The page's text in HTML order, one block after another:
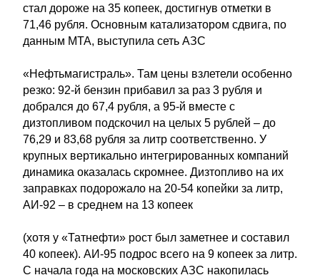
стал дороже на 35 копеек, достигнув отметки в
71,46 рубля. Основным катализатором сдвига, по
данным МТА, выступила сеть АЗС
«Нефтьмагистраль». Там цены взлетели особенно
резко: 92-й бензин прибавил за раз 3 рубля и
добрался до 67,4 рубля, а 95-й вместе с
дизтопливом подскочил на целых 5 рублей – до
76,29 и 83,68 рубля за литр соответственно. У
крупных вертикально интегрированных компаний
динамика оказалась скромнее. Дизтопливо на их
заправках подорожало на 20-54 копейки за литр,
АИ-92 – в среднем на 13 копеек
(хотя у «Татнефти» рост был заметнее и составил
40 копеек). АИ-95 подрос всего на 9 копеек за литр.
С начала года на московских АЗС накопилась